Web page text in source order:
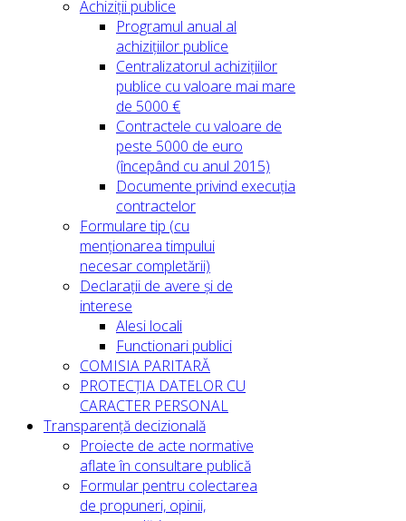
Achiziții publice
Programul anual al
achizițiilor publice
Centralizatorul achizițiilor
publice cu valoare mai mare
de 5000 €
Contractele cu valoare de
peste 5000 de euro
(începând cu anul 2015)
Documente privind execuția
contractelor
Formulare tip (cu
menționarea timpului
necesar completării)
Declarații de avere și de
interese
Alesi locali
Functionari publici
COMISIA PARITARĂ
PROTECȚIA DATELOR CU
CARACTER PERSONAL
Transparență decizională
Proiecte de acte normative
aflate în consultare publică
Formular pentru colectarea
de propuneri, opinii,